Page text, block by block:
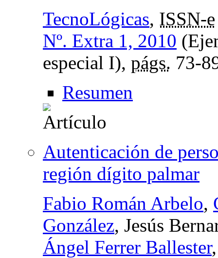
TecnoLógicas, ISSN-e
Nº. Extra 1, 2010
especial I), págs. 73-
Resumen
Autenticación de
región dígito palmar
Fabio Román Arbelo,
González, Jesús
Ángel Ferrer Ballester